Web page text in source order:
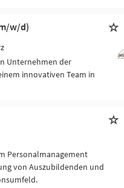
w/d)
Unternehmen der
innovativen Team in
Personalmanagement
von Auszubildenden und